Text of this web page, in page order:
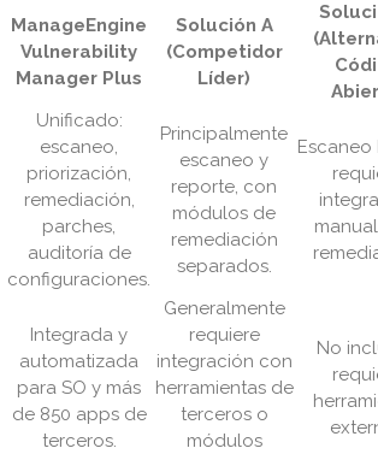
ManageEngine
Vulnerability
Manager Plus
Solución A
(Competidor
Líder)
Unificado:
escaneo,
priorización,
remediación,
parches,
auditoría de
configuraciones.
Principalmente
escaneo y
reporte, con
módulos de
remediación
separados.
Escaneo
Integrada y
automatizada
para SO y más
de 850 apps de
terceros.
Generalmente
requiere
integración con
herramientas de
terceros o
módulos
No